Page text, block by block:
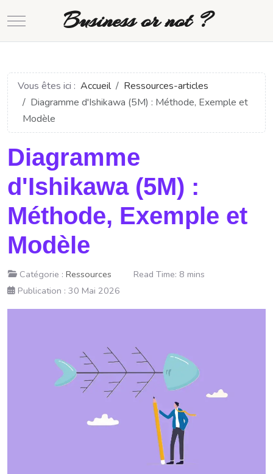
Mobile Menu ToggleBusiness or not ?
Vous êtes ici : Accueil
Ressources-articles
Diagramme d'Ishikawa (5M) : Méthode, Exemple et
Modèle
Diagramme
d'Ishikawa (5M) :
Méthode, Exemple et
Modèle
Catégorie : Ressources
Read Time: 8 mins
Publication : 30 Mai 2026